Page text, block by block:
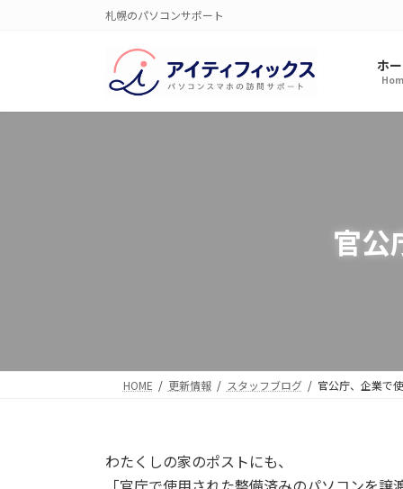
へ
ョ
札幌のパソコンサポート
ホ
官公
HOME 更新情報 スタッフブログ 官公庁、企業で
わたくしの家のポストにも、